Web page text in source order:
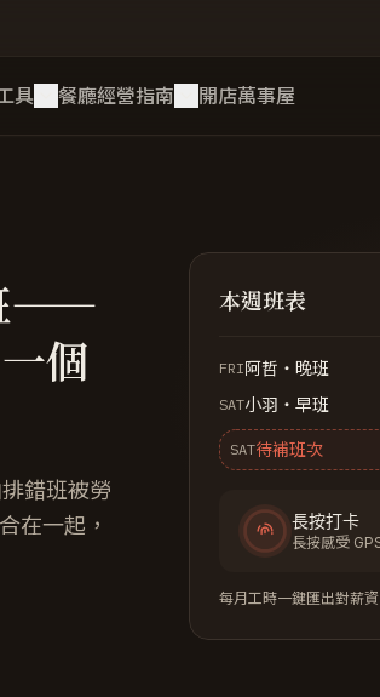
具 餐廳經營指南 開店萬事屋
——
個
錯班被勞
在一起，
本週班表
FRI阿哲・晚班
SAT小羽・早班
SAT待補班次
長按打卡
長按感受
每月工時一鍵匯出對薪